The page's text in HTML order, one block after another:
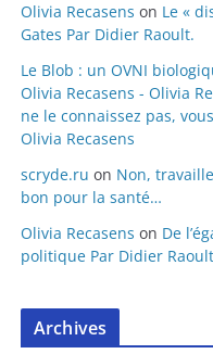
Olivia Recasens on Le «
Gates Par Didier Raoult.
Le Blob : un OVNI
Olivia Recasens - Olivia
ne le connaissez pas,
Olivia Recasens
scryde.ru on Non,
bon pour la santé…
Olivia Recasens on De
politique Par Didier Raoult
Archives